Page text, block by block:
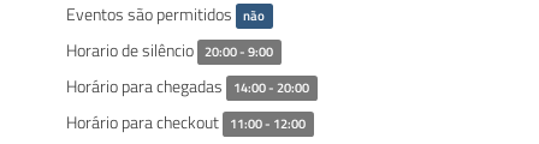
Eventos são permitidos não
Horario de silêncio 20:00 - 9:00
Horário para chegadas 14:00 - 20:00
Horário para checkout 11:00 - 12:00